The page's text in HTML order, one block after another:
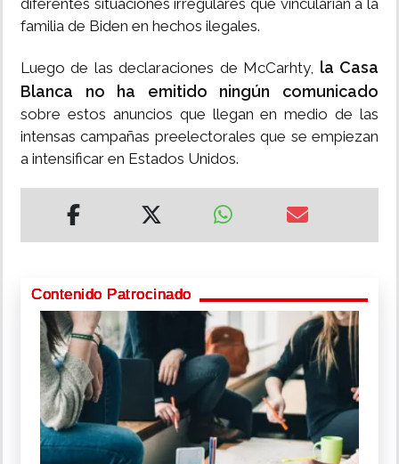
diferentes situaciones irregulares que vincularían a la
familia de Biden en hechos ilegales.
Luego de las declaraciones de McCarhty, la Casa
Blanca no ha emitido ningún comunicado
sobre estos anuncios que llegan en medio de las
intensas campañas preelectorales que se empiezan
a intensificar en Estados Unidos.
Contenido Patrocinado